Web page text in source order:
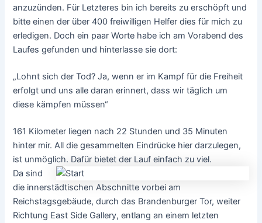
anzuzünden. Für Letzteres bin ich bereits zu erschöpft und
bitte einen der über 400 freiwilligen Helfer dies für mich zu
erledigen. Doch ein paar Worte habe ich am Vorabend des
Laufes gefunden und hinterlasse sie dort:
„Lohnt sich der Tod? Ja, wenn er im Kampf für die Freiheit
erfolgt und uns alle daran erinnert, dass wir täglich um
diese kämpfen müssen“
161 Kilometer liegen nach 22 Stunden und 35 Minuten
hinter mir. All die gesammelten Eindrücke hier darzulegen,
ist unmöglich. Dafür bietet der Lauf einfach zu viel.
Da sind
die innerstädtischen Abschnitte vorbei am
Reichstagsgebäude, durch das Brandenburger Tor, weiter
Richtung East Side Gallery, entlang an einem letzten